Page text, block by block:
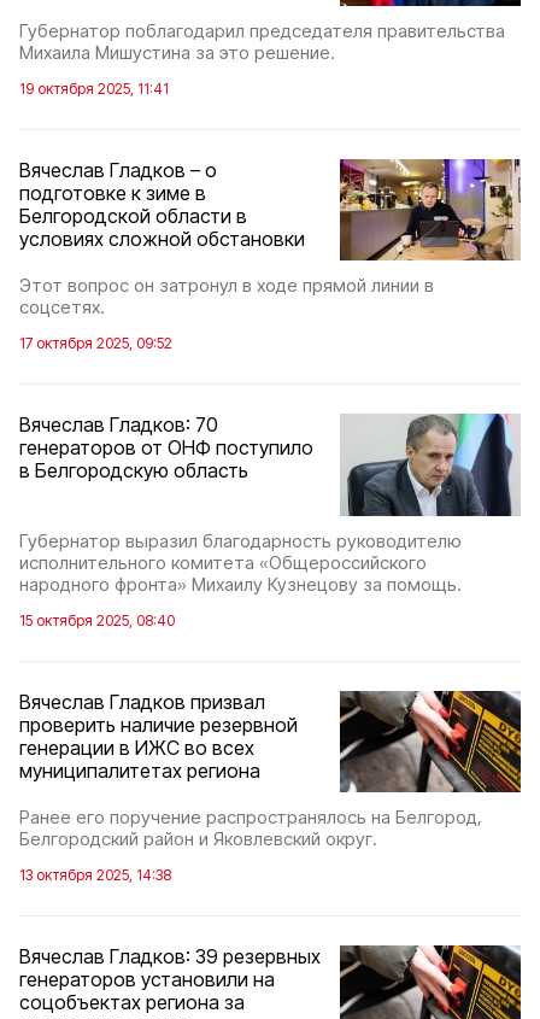
Губернатор поблагодарил председателя правительства
Михаила Мишустина за это решение.
19 октября 2025, 11:41
Вячеслав Гладков – о
подготовке к зиме в
Белгородской области в
условиях сложной обстановки
Этот вопрос он затронул в ходе прямой линии в
соцсетях.
17 октября 2025, 09:52
Вячеслав Гладков: 70
генераторов от ОНФ поступило
в Белгородскую область
Губернатор выразил благодарность руководителю
исполнительного комитета «Общероссийского
народного фронта» Михаилу Кузнецову за помощь.
15 октября 2025, 08:40
Вячеслав Гладков призвал
проверить наличие резервной
генерации в ИЖС во всех
муниципалитетах региона
Ранее его поручение распространялось на Белгород,
Белгородский район и Яковлевский округ.
13 октября 2025, 14:38
Вячеслав Гладков: 39 резервных
генераторов установили на
соцобъектах региона за